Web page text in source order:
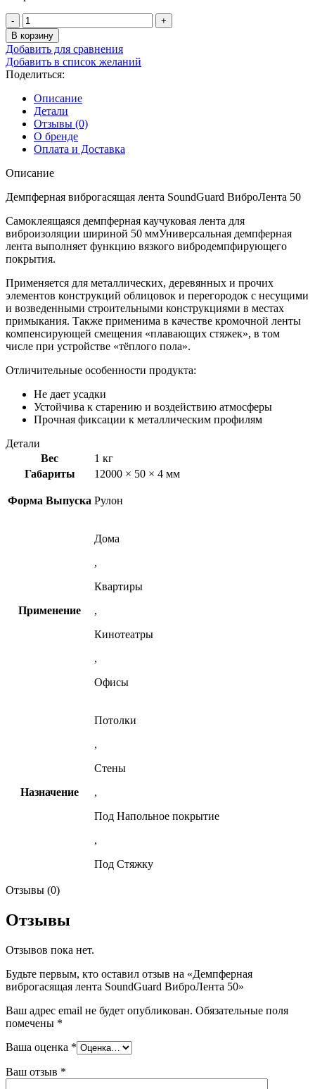
Количество
товара
Демпферная
виброгасящая
лента
SoundGuard
ВиброЛента
50
В корзину
Добавить для сравнения
Добавить в список желаний
Поделиться:
Описание
Детали
Отзывы (0)
О бренде
Оплата и Доставка
Описание
Демпферная виброгасящая лента SoundGuard ВиброЛента 50
Самоклеящаяся демпферная каучуковая лента для
виброизоляции шириной 50 ммУниверсальная демпферная
лента выполняет функцию вязкого вибродемпфирующего
покрытия.
Применяется для металлических, деревянных и прочих
элементов конструкций облицовок и перегородок с несущими
и возведенными строительными конструкциями в местах
примыкания. Также применима в качестве кромочной ленты
компенсирующей смещения «плавающих стяжек», в том
числе при устройстве «тёплого пола».
Отличительные особенности продукта:
Не дает усадки
Устойчива к старению и воздействию атмосферы
Прочная фиксации к металлическим профилям
Детали
Вес
1 кг
Габариты
12000 × 50 × 4 мм
Форма Выпуска Рулон
Применение
Дома
,
Квартиры
,
Кинотеатры
,
Офисы
Назначение
Потолки
,
Стены
,
Под Напольное покрытие
,
Под Стяжку
Отзывы (0)
Отзывы
Отзывов пока нет.
Будьте первым, кто оставил отзыв на «Демпферная
виброгасящая лента SoundGuard ВиброЛента 50»
Ваш адрес email не будет опубликован. Обязательные поля
помечены *
Ваша оценка *
Ваш отзыв *